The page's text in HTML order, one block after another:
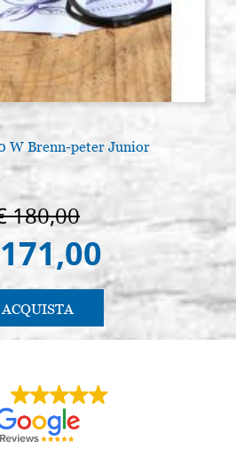
W Brenn-peter Junior
180,00
ACQUISTA